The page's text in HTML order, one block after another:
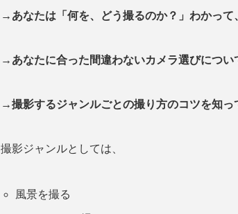
→あなたは「何を、どう撮るのか？」わかっ
→あなたに合った間違わないカメラ選びについ
→撮影するジャンルごとの撮り方のコツを知っ
撮影ジャンルとしては、
風景を撮る